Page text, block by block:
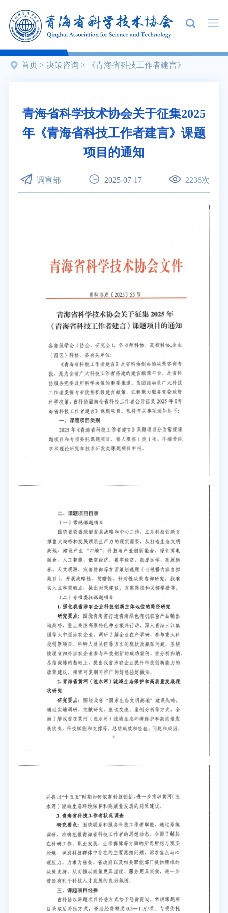
首页 > 决策咨询 > 《青海省科技工作者建言》
青海省科学技术协会关于征集2025
年《青海省科技工作者建言》课题
项目的通知
调宣部 2025-07-17 2236次